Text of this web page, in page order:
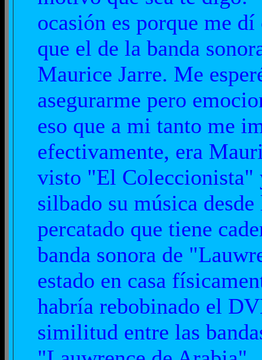
ocasión es porque me
que el de la banda
Maurice Jarre. Me
asegurarme pero
eso que a mi tanto me
efectivamente, era
visto "El Coleccionista"
silbado su música
percatado que tiene
banda sonora de
estado en casa
habría rebobinado el
similitud entre las